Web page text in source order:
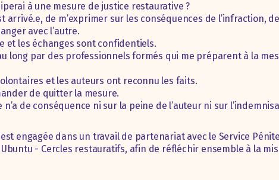
à une mesure de justice restaurative ?
arrivé.e, de m’exprimer sur les conséquences de l’infraction,
avec l’autre.
et les échanges sont confidentiels.
long par des professionnels formés qui me préparent à la
et les auteurs ont reconnu les faits.
de quitter la mesure.
de conséquence ni sur la peine de l’auteur ni sur
engagée dans un travail de partenariat avec le Service
- Cercles restauratifs, afin de réfléchir ensemble à la